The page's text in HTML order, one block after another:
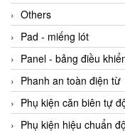
Beijer
Beinlich-pumps
Beka
BEKO
Belimo
Benetech Vietnam
Others
Pad - miếng lót
Panel - bảng điều
Phanh an toàn điện từ
Phụ kiện căn biên tự
Phụ kiện hiệu chuẩn